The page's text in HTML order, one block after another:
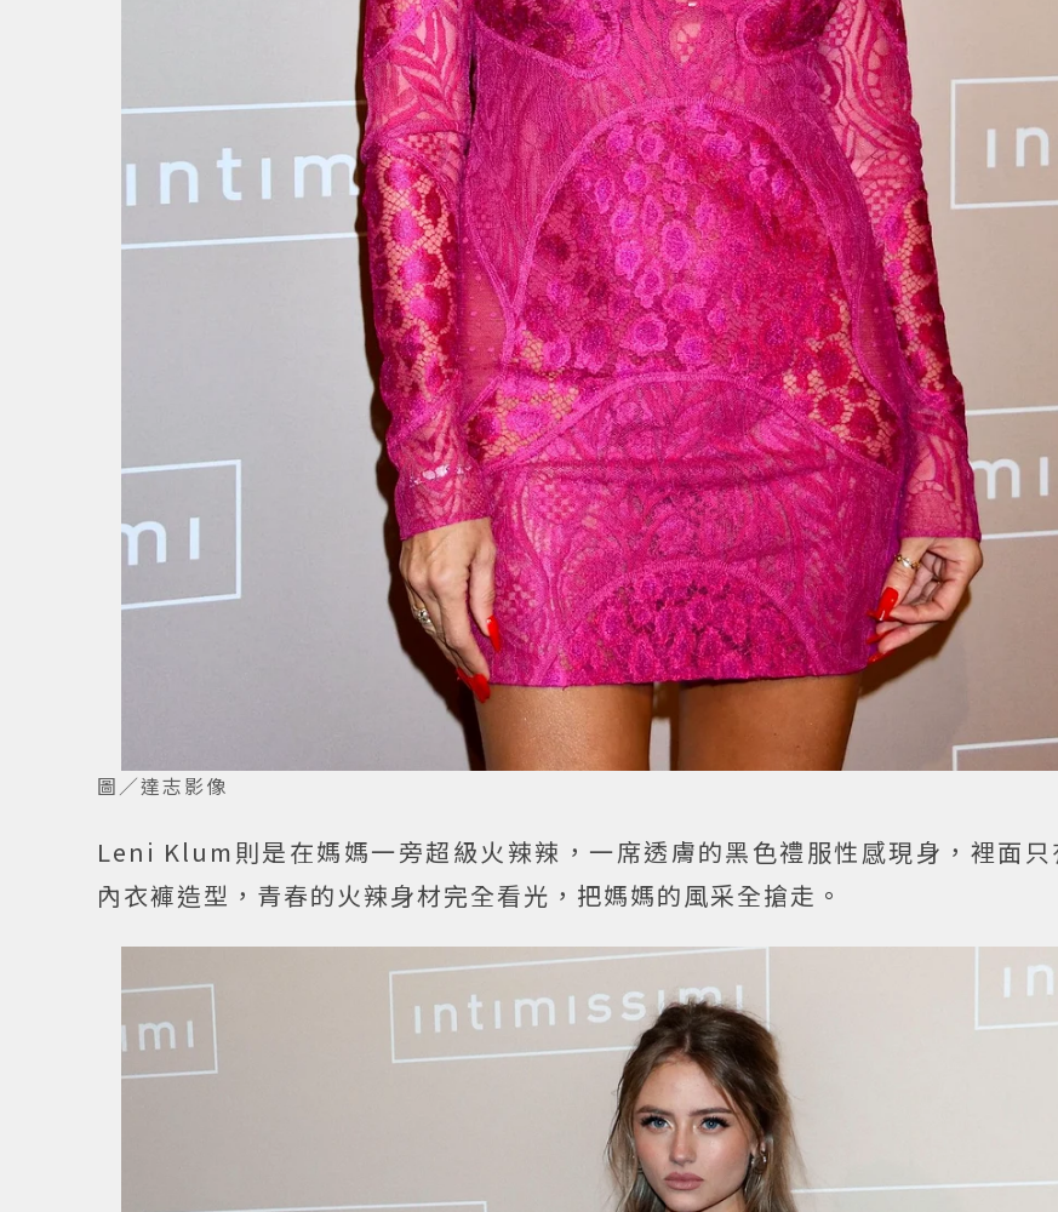
圖／達志影像
Leni Klum則是在媽媽一旁超級火辣辣，一席透膚的黑色禮服性感現身，裡面只
內衣褲造型，青春的火辣身材完全看光，把媽媽的風采全搶走。